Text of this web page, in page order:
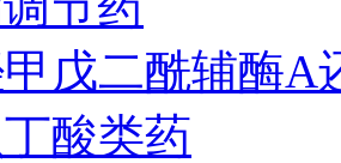
戊二酰辅酶A
丁酸类药